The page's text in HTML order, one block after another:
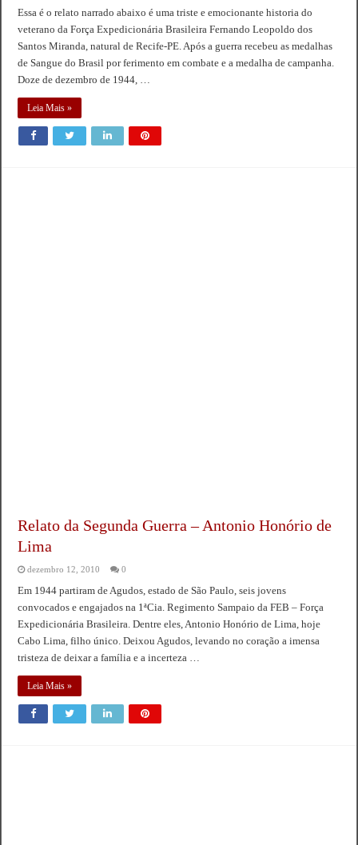
Essa é o relato narrado abaixo é uma triste e emocionante historia do
veterano da Força Expedicionária Brasileira Fernando Leopoldo dos
Santos Miranda, natural de Recife-PE. Após a guerra recebeu as medalhas
de Sangue do Brasil por ferimento em combate e a medalha de campanha.
Doze de dezembro de 1944, …
Leia Mais »
Relato da Segunda Guerra – Antonio Honório de
Lima
dezembro 12, 2010 0
Em 1944 partiram de Agudos, estado de São Paulo, seis jovens
convocados e engajados na 1ªCia. Regimento Sampaio da FEB – Força
Expedicionária Brasileira. Dentre eles, Antonio Honório de Lima, hoje
Cabo Lima, filho único. Deixou Agudos, levando no coração a imensa
tristeza de deixar a família e a incerteza …
Leia Mais »